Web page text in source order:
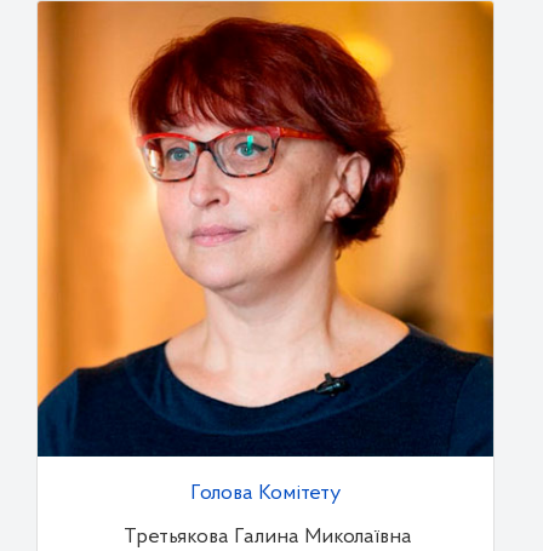
Голова Комітету
Третьякова Галина Миколаївна